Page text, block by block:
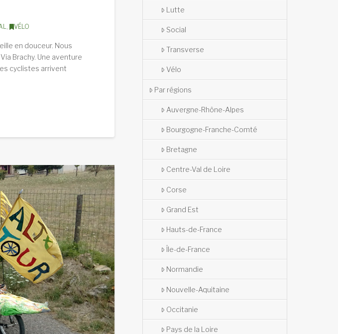
VÉLO
en douceur. Nous
Brachy. Une aventure
cyclistes arrivent
Lutte
Social
Transverse
Vélo
Par régions
Auvergne-Rhône-Alpes
Bourgogne-Franche-Comté
Bretagne
Centre-Val de Loire
Corse
Grand Est
Hauts-de-France
Île-de-France
Normandie
Nouvelle-Aquitaine
Occitanie
Pays de la Loire